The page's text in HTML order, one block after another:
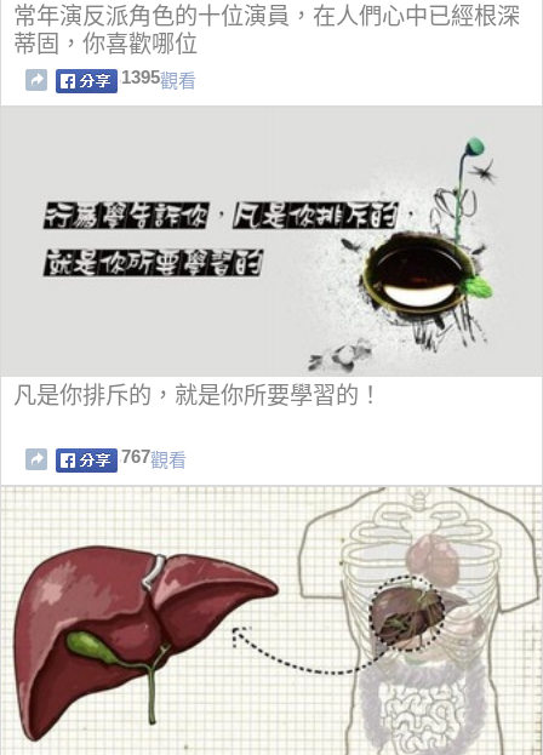
常年演反派角色的十位演員，在人們心中已經根深
蒂固，你喜歡哪位
1395觀看
凡是你排斥的，就是你所要學習的！
767觀看